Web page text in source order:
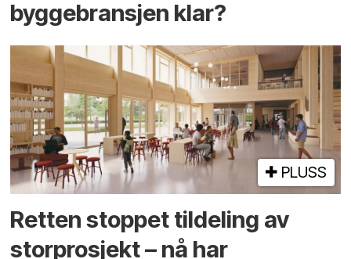
byggebransjen klar?
PLUSS
Retten stoppet tildeling av
storprosjekt – nå har